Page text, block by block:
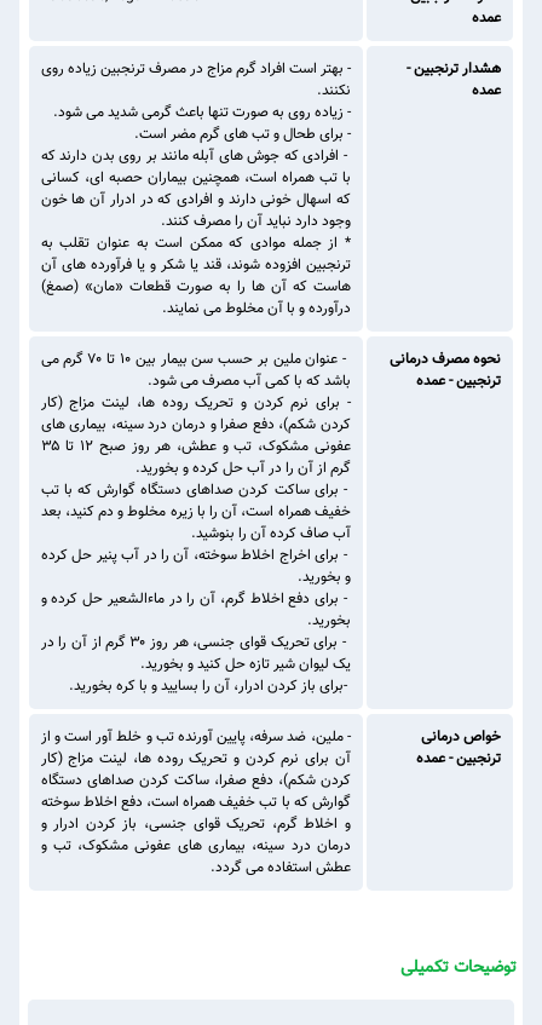
عمده
هشدار ترنجبین -
عمده
- بهتر است افراد گرم مزاج در مصرف ترنجبین زیاده روی
نکنند.
- زیاده روی به صورت تنها باعث گرمی شدید می شود.
- برای طحال و تب های گرم مضر است.
- افرادی که جوش های آبله مانند بر روی بدن دارند که
با تب همراه است، همچنین بیماران حصبه ای، کسانی
که اسهال خونی دارند و افرادی که در ادرار آن ها خون
وجود دارد نباید آن را مصرف کنند.
* از جمله موادی که ممکن است به عنوان تقلب به
ترنجبین افزوده شوند، قند یا شکر و یا فرآورده های آن
هاست که آن ها را به صورت قطعات «مان» (صمغ)
درآورده و با آن مخلوط می نمایند.
نحوه مصرف درمانی
ترنجبین - عمده
- عنوان ملین بر حسب سن بیمار بین ۱۰ تا ۷۰ گرم می
باشد که با کمی آب مصرف می شود.
- برای نرم کردن و تحریک روده ها، لینت مزاج (کار
کردن شکم)، دفع صفرا و درمان درد سینه، بیماری های
عفونی مشکوک، تب و عطش، هر روز صبح ۱۲ تا ۳۵
گرم از آن را در آب حل کرده و بخورید.
- برای ساکت کردن صداهای دستگاه گوارش که با تب
خفیف همراه است، آن را با زیره مخلوط و دم کنید، بعد
آب صاف کرده آن را بنوشید.
- برای اخراج اخلاط سوخته، آن را در آب پنیر حل کرده
و بخورید.
- برای دفع اخلاط گرم، آن را در ماءالشعیر حل کرده و
بخورید.
- برای تحریک قوای جنسی، هر روز ۳۰ گرم از آن را در
یک لیوان شیر تازه حل کنید و بخورید.
-برای باز کردن ادرار، آن را بسایید و با کره بخورید.
خواص درمانی
ترنجبین - عمده
- ملین، ضد سرفه، پایین آورنده تب و خلط آور است و از
آن برای نرم کردن و تحریک روده ها، لینت مزاج (کار
کردن شکم)، دفع صفرا، ساکت کردن صداهای دستگاه
گوارش که با تب خفیف همراه است، دفع اخلاط سوخته
و اخلاط گرم، تحریک قوای جنسی، باز کردن ادرار و
درمان درد سینه، بیماری های عفونی مشکوک، تب و
عطش استفاده می گردد.
توضیحات تکمیلی